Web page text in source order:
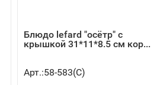
Блюдо lefard "осётр" с
крышкой 31*11*8.5 см кор...
Арт.:58-583(C)